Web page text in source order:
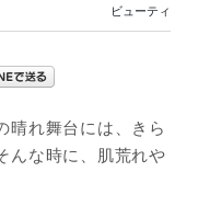
ビューティ
晴れ舞台には、きら
んな時に、肌荒れや